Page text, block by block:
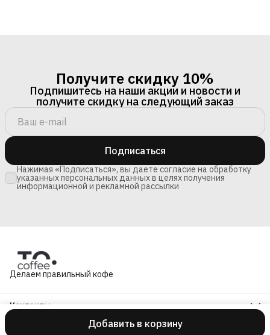
Добавить в корзину
Получите скидку 10%
Подпишитесь на наши акции и новости и
получите скидку на следующий заказ
Подписаться
Нажимая «Подписаться», вы даете согласие на обработку
указанных персональных данных в целях получения
информационной и рекламной рассылки
Делаем правильный кофе
Контакты
601280, Владимирская обл., Суздальский р-н, с. Сновицы, ул.